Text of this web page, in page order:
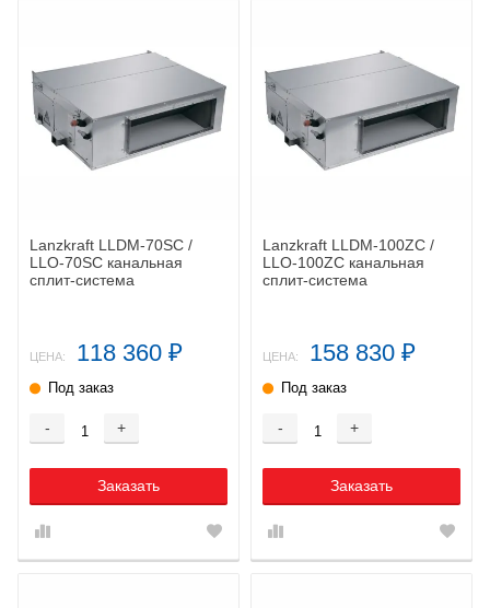
Lanzkraft LLDM-70SC /
LLO-70SC канальная
сплит-система
ЦЕНА: 118 360 ₽
Под заказ
- +
Заказать
Lanzkraft LLDM-100ZC /
LLO-100ZC канальная
сплит-система
ЦЕНА: 158 830 ₽
Под заказ
- +
Заказать